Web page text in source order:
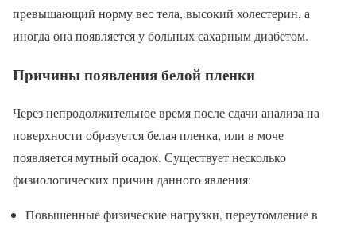
превышающий норму вес тела, высокий холестерин, а
иногда она появляется у больных сахарным диабетом.
Причины появления белой пленки
Через непродолжительное время после сдачи анализа на
поверхности образуется белая пленка, или в моче
появляется мутный осадок. Существует несколько
физиологических причин данного явления:
Повышенные физические нагрузки, переутомление в